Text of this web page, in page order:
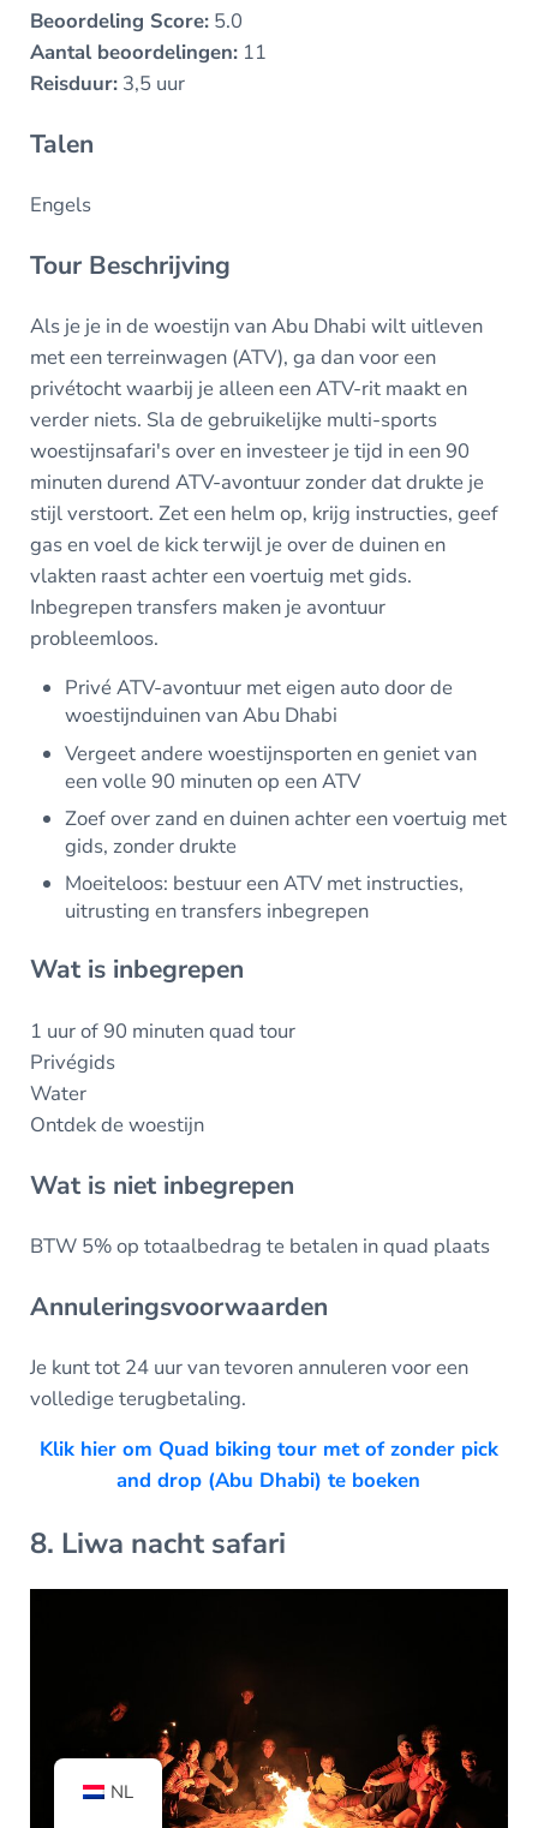
Beoordeling Score:5.0
Aantal beoordelingen:11
Reisduur:3,5 uur
Talen
Engels
Tour Beschrijving
Als je je in de woestijn van Abu Dhabi wilt uitleven
met een terreinwagen (ATV), ga dan voor een
privétocht waarbij je alleen een ATV-rit maakt en
verder niets. Sla de gebruikelijke multi-sports
woestijnsafari's over en investeer je tijd in een 90
minuten durend ATV-avontuur zonder dat drukte je
stijl verstoort. Zet een helm op, krijg instructies, geef
gas en voel de kick terwijl je over de duinen en
vlakten raast achter een voertuig met gids.
Inbegrepen transfers maken je avontuur
probleemloos.
Privé ATV-avontuur met eigen auto door de
woestijnduinen van Abu Dhabi
Vergeet andere woestijnsporten en geniet van
een volle 90 minuten op een ATV
Zoef over zand en duinen achter een voertuig met
gids, zonder drukte
Moeiteloos: bestuur een ATV met instructies,
uitrusting en transfers inbegrepen
Wat is inbegrepen
1 uur of 90 minuten quad tour
Privégids
Water
Ontdek de woestijn
Wat is niet inbegrepen
BTW 5% op totaalbedrag te betalen in quad plaats
Annuleringsvoorwaarden
Je kunt tot 24 uur van tevoren annuleren voor een
volledige terugbetaling.
Klik hier om Quad biking tour met of zonder pick
and drop (Abu Dhabi) te boeken
8. Liwa nacht safari
NL